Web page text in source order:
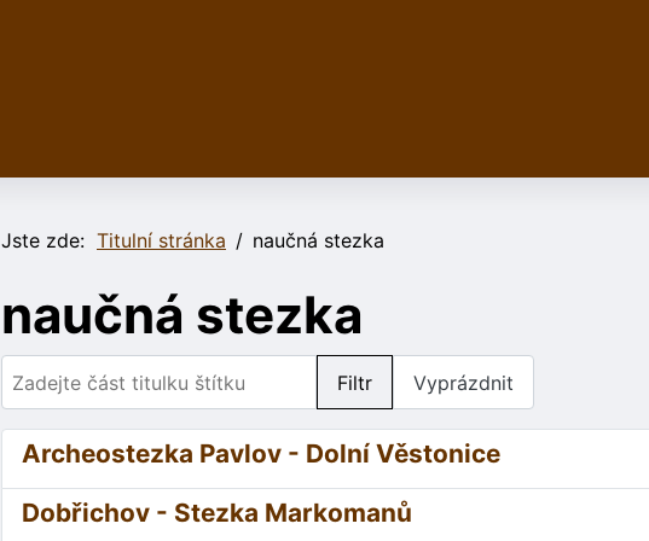
Jste zde: Titulní stránka naučná stezka
naučná stezka
Zadejte část titulku štítku
Filtr Vyprázdnit
Archeostezka Pavlov - Dolní Věstonice
Dobřichov - Stezka Markomanů